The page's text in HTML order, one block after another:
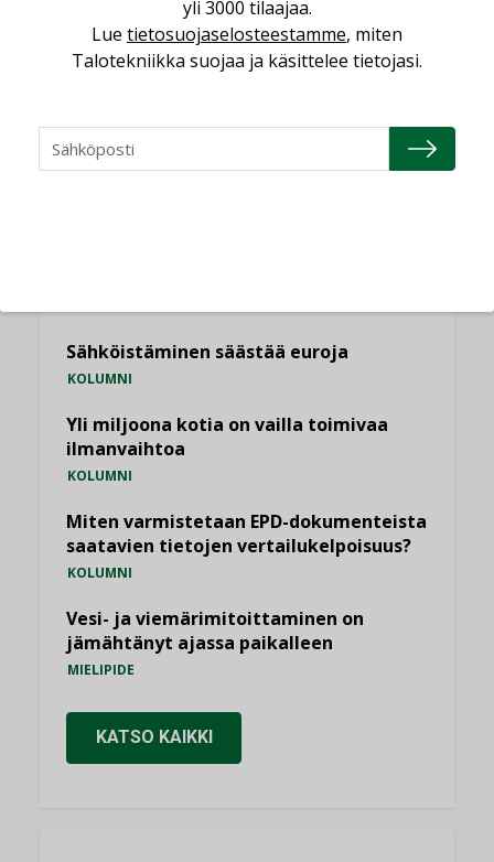
KATSO KAIKKI
Sähköistäminen säästää euroja
KOLUMNI
Yli miljoona kotia on vailla toimivaa
ilmanvaihtoa
KOLUMNI
Miten varmistetaan EPD-dokumenteista
saatavien tietojen vertailukelpoisuus?
KOLUMNI
Vesi- ja viemärimitoittaminen on
jämähtänyt ajassa paikalleen
MIELIPIDE
KATSO KAIKKI
yli 3000 tilaajaa.
Lue tietosuojaselosteestamme, miten
Talotekniikka suojaa ja käsittelee tietojasi.